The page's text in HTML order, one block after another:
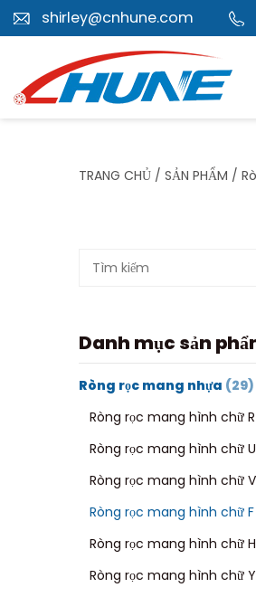
shirley@cnhune.com
TRANG CHỦ / SẢN PHẨM /
Danh mục sản
Ròng rọc mang nhựa (29)
Ròng rọc mang hình chữ R
Ròng rọc mang hình chữ U
Ròng rọc mang hình chữ V
Ròng rọc mang hình chữ F
Ròng rọc mang hình chữ H
Ròng rọc mang hình chữ Y